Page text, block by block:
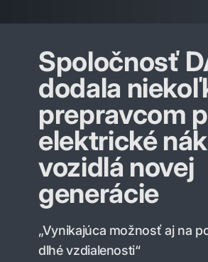
Spoločnosť
dodala
prepravcom
elektrické
vozidlá novej
generácie
„Vynikajúca možnosť aj na
dlhé vzdialenosti“